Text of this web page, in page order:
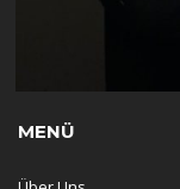
MENÜ